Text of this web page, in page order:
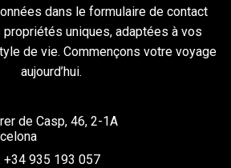
dans le formulaire de contact
uniques, adaptées à vos
de vie. Commençons votre voyage
aujourd’hui.
de Casp, 46, 2-1A
+34 935 193 057